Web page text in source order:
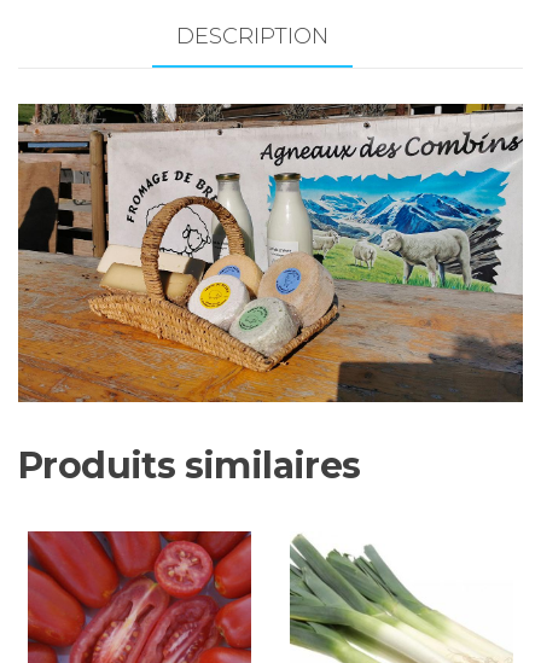
200
gr
DESCRIPTION
Produits similaires